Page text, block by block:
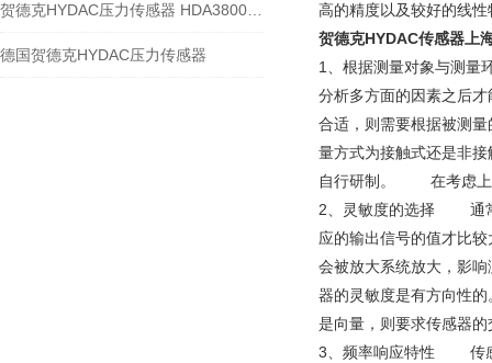
德国贺德克HYDAC压力传感器
高的精度以及较好的线性
贺德克HYDAC传感器
1、根据测量对象与测
分析多方面的因素之后
合适，则需要根据被测
量方式为接触式还是非
自行研制。 在考虑上
2、灵敏度的选择 通常
应的输出信号的值才比
会被放大系统放大，影
器的灵敏度是有方向性
是向量，则要求传感
3、频率响应特性 传感